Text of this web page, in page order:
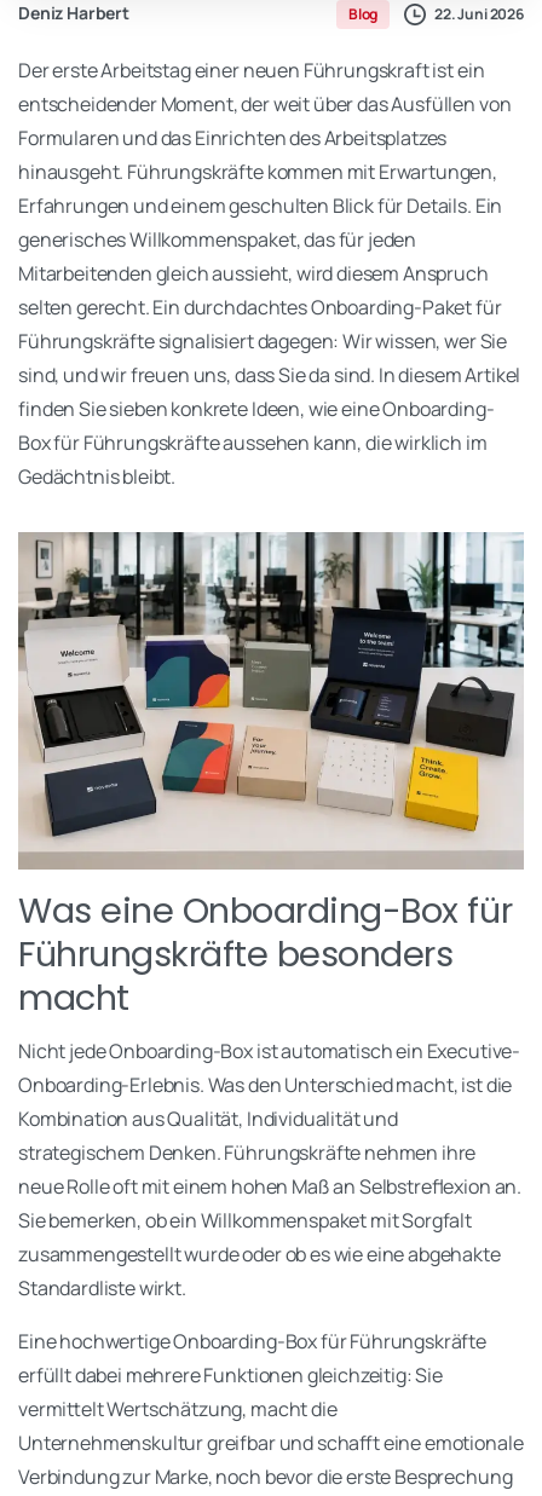
Deniz Harbert Blog 22. Juni 2026
Der erste Arbeitstag einer neuen Führungskraft ist ein
entscheidender Moment, der weit über das Ausfüllen von
Formularen und das Einrichten des Arbeitsplatzes
hinausgeht. Führungskräfte kommen mit Erwartungen,
Erfahrungen und einem geschulten Blick für Details. Ein
generisches Willkommenspaket, das für jeden
Mitarbeitenden gleich aussieht, wird diesem Anspruch
selten gerecht. Ein durchdachtes Onboarding-Paket für
Führungskräfte signalisiert dagegen: Wir wissen, wer Sie
sind, und wir freuen uns, dass Sie da sind. In diesem Artikel
finden Sie sieben konkrete Ideen, wie eine Onboarding-
Box für Führungskräfte aussehen kann, die wirklich im
Gedächtnis bleibt.
Was eine Onboarding-Box für
Führungskräfte besonders
macht
Nicht jede Onboarding-Box ist automatisch ein Executive-
Onboarding-Erlebnis. Was den Unterschied macht, ist die
Kombination aus Qualität, Individualität und
strategischem Denken. Führungskräfte nehmen ihre
neue Rolle oft mit einem hohen Maß an Selbstreflexion an.
Sie bemerken, ob ein Willkommenspaket mit Sorgfalt
zusammengestellt wurde oder ob es wie eine abgehakte
Standardliste wirkt.
Eine hochwertige Onboarding-Box für Führungskräfte
erfüllt dabei mehrere Funktionen gleichzeitig: Sie
vermittelt Wertschätzung, macht die
Unternehmenskultur greifbar und schafft eine emotionale
Verbindung zur Marke, noch bevor die erste Besprechung